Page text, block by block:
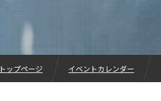
トップページ イベントカレンダー